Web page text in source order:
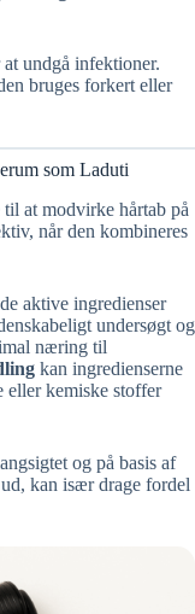
undgå infektioner.
bruges forkert eller
som Laduti
at modvirke hårtab på
når den kombineres
aktive ingredienser
undersøgt og
næring til
kan ingredienserne
eller kemiske stoffer
og på basis af
kan især drage fordel